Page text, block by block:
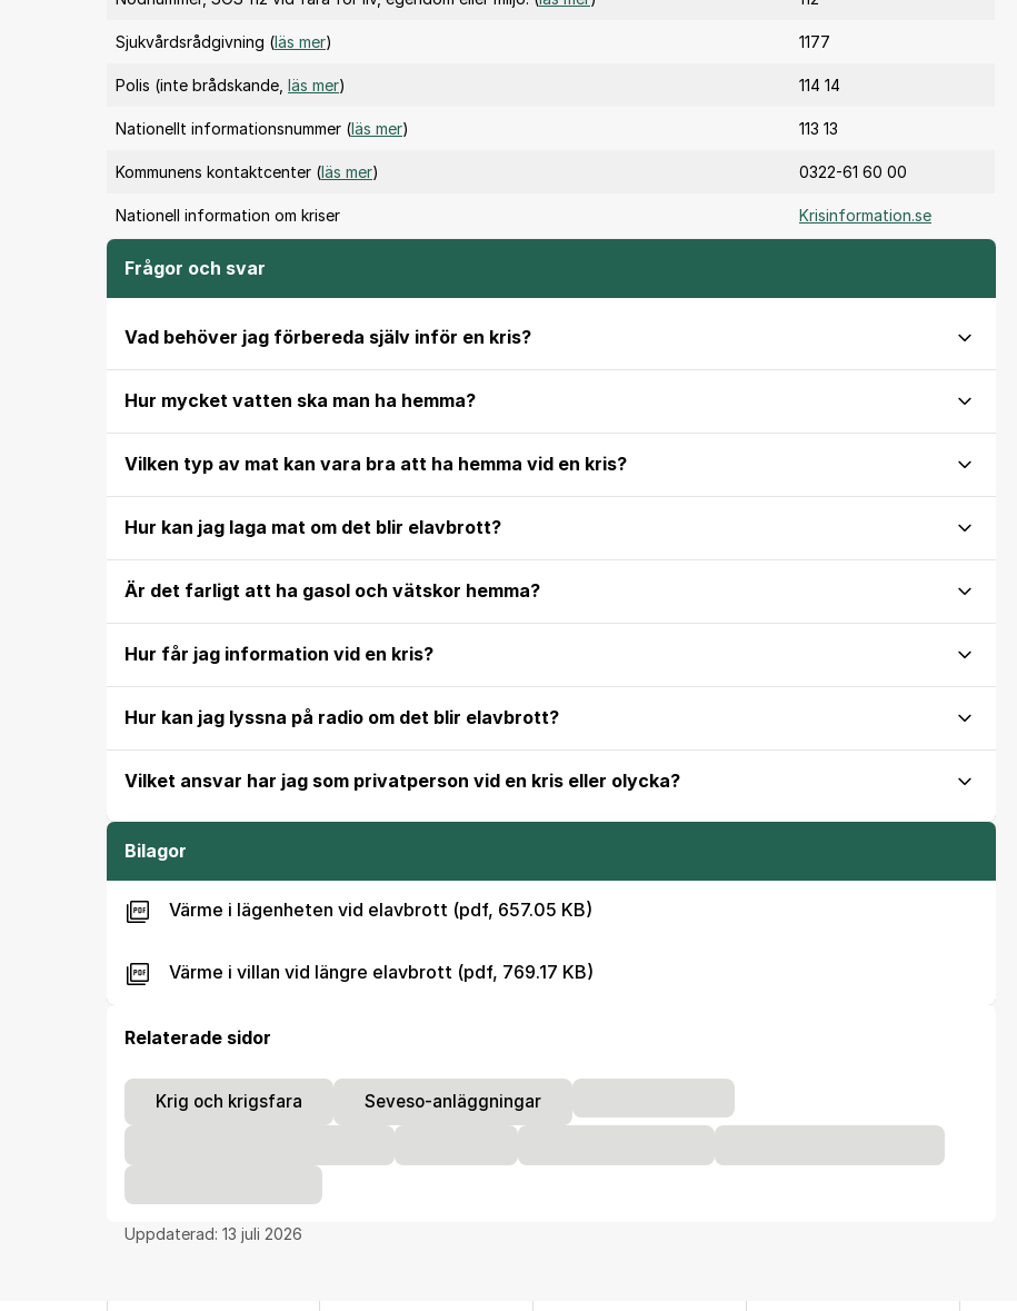
Sjukvårdsrådgivning (läs mer) 1177
Polis (inte brådskande, läs mer) 114 14
Nationellt informationsnummer (läs mer) 113 13
Kommunens kontaktcenter (läs mer) 0322-61 60 00
Nationell information om kriser Krisinformation.se
Frågor och svar
Vad behöver jag förbereda själv inför en kris?
Hur mycket vatten ska man ha hemma?
Vilken typ av mat kan vara bra att ha hemma vid en kris?
Hur kan jag laga mat om det blir elavbrott?
Är det farligt att ha gasol och vätskor hemma?
Hur får jag information vid en kris?
Hur kan jag lyssna på radio om det blir elavbrott?
Vilket ansvar har jag som privatperson vid en kris eller olycka?
Bilagor
Värme i lägenheten vid elavbrott (pdf, 657.05 KB)
Värme i villan vid längre elavbrott (pdf, 769.17 KB)
Relaterade sidor
Krig och krigsfara Seveso-anläggningar
Uppdaterad: 13 juli 2026